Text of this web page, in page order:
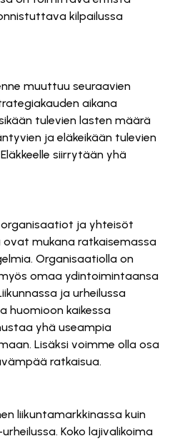
kilpailussa
muuttuu seuraavien
aikana
tulevien lasten määrä
ja eläkeikään tulevien
siirrytään yhä
ja yhteisöt
mukana ratkaisemassa
Organisaatiolla on
omaa ydintoimintaansa
ja urheilussa
huomioon kaikessa
yhä useampia
Lisäksi voimme olla osa
ratkaisua.
liikuntamarkkinassa kuin
Koko lajivalikoima